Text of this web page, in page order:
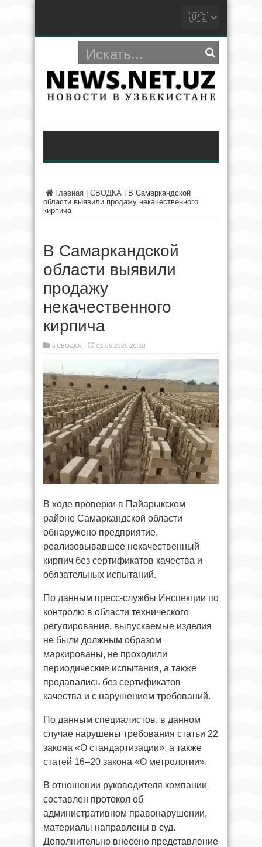
Главная СВОДКА
В Самаркандской
области выявили продажу некачественного
кирпича
В Самаркандской
области выявили
продажу
некачественного
кирпича
в СВОДКА 01.06.2026 20:10
В ходе проверки в Пайарыкском
районе Самаркандской области
обнаружено предприятие,
реализовывавшее некачественный
кирпич без сертификатов качества и
обязательных испытаний.
По данным пресс-службы Инспекции по
контролю в области технического
регулирования, выпускаемые изделия
не были должным образом
маркированы, не проходили
периодические испытания, а также
продавались без сертификатов
качества и с нарушением требований.
По данным специалистов, в данном
случае нарушены требования статьи 22
закона «О стандартизации», а также
статей 16–20 закона «О метрологии».
В отношении руководителя компании
составлен протокол об
административном правонарушении,
материалы направлены в суд.
Дополнительно внесено представление